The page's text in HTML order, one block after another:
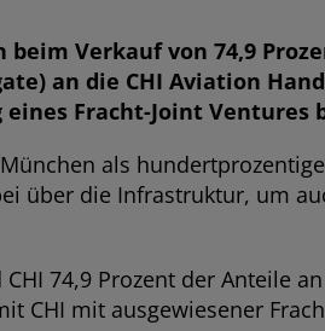
beim Verkauf von 74,9
an die CHI Aviation
eines Fracht-Joint Ventures
als
über die Infrastruktur, um
74,9 Prozent der Anteile
CHI mit ausgewiesener